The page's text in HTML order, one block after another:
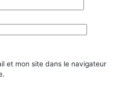
et mon site dans le navigateur